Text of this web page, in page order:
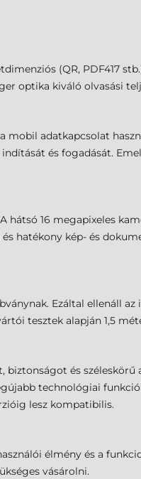
(QR, PDF417
optika kiváló olvasási
mobil adatkapcsolat
és fogadását.
hátsó 16 megapixeles
hatékony kép- és
Ezáltal ellenáll
tesztek alapján 1,5
és
technológiai
lesz kompatibilis.
élmény és a
vásárolni.